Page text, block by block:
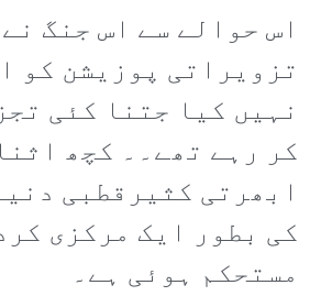
اس حوالے سے اس جنگ
تزویراتی پوزیشن کو
نہیں کیا جتنا کئی
کر رہے تھے۔۔ کچھ
ابھرتی کثیرقطبی
کی بطور ایک مرکزی
مستحکم ہوئی ہے۔